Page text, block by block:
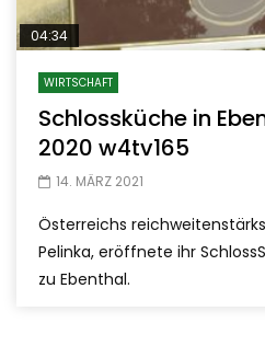
04:34
WIRTSCHAFT
Schlossküche in
2020 w4tv165
14. MÄRZ 2021
Österreichs
Pelinka, eröffnete ihr
zu Ebenthal.